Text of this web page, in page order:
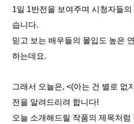
1일 1반전을 보여주며 시청자들
습니다.
믿고 보는 배우들의 몰입도 높은
하는데요.
그래서 오늘은, <(아는 건 별로 없
전을 알려드리려 합니다!
오늘 소개해드릴 작품의 제목처럼